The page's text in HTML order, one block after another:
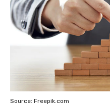
Source: Freepik.com